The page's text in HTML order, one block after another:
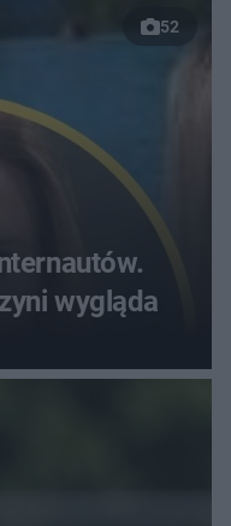
52
wygląda